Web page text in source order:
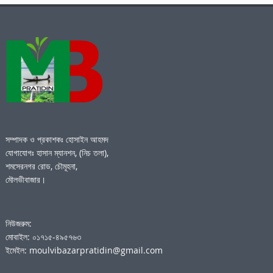
সম্পাদক ও প্রকাশকঃ হোসাইন আহমদ
যোগাযোগঃ হাসান ম্যানশন, (নিচ তলা),
শমসেরনগর রোড, চৌমূহনা,
মৌলভীবাজার।
নিউজরুম:
মোবাইল: ০১৭১৫-৪৯৫৭৬৩
ইমেইল: moulvibazarpratidin@gmail.com